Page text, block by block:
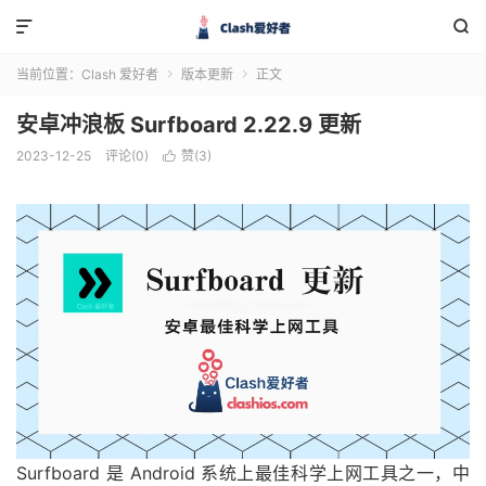


当前位置： Clash 爱好者  版本更新  正文
安卓冲浪板 Surfboard 2.22.9 更新
2023-12-25 评论(0)  赞(3)
Surfboard 是 Android 系统上最佳科学上网工具之一，中